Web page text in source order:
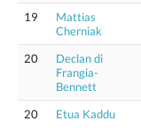
19
Mattias
Cherniak
20
Declan di
Frangia-
Bennett
20 Etua Kaddu